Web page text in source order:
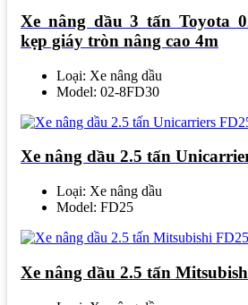
Xe nâng dầu 3 tấn Toyota
kẹp giáy tròn nâng cao 4m
Loại: Xe nâng dầu
Model: 02-8FD30
Xe nâng dầu 2.5 tấn
Loại: Xe nâng dầu
Model: FD25
Xe nâng dầu 2.5 tấn